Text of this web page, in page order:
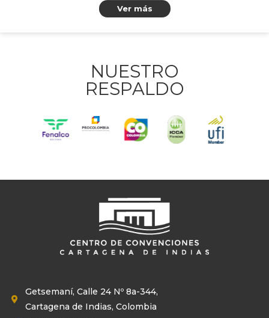
Ver más
NUESTRO
RESPALDO
Getsemaní, Calle 24 Nº 8a-344,
Cartagena de Indias, Colombia